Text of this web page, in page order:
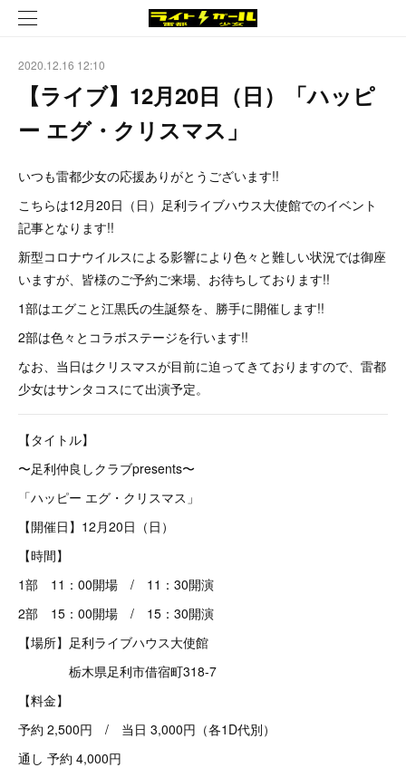
2020.12.16 12:10
【ライブ】12月20日（日）「ハッピ
ー エグ・クリスマス」
いつも雷都少女の応援ありがとうございます!!
こちらは12月20日（日）足利ライブハウス大使館でのイベント
記事となります!!
新型コロナウイルスによる影響により色々と難しい状況では御座
いますが、皆様のご予約ご来場、お待ちしております!!
1部はエグこと江黒氏の生誕祭を、勝手に開催します!!
2部は色々とコラボステージを行います!!
なお、当日はクリスマスが目前に迫ってきておりますので、雷都
少女はサンタコスにて出演予定。
【タイトル】
〜足利仲良しクラブpresents〜
「ハッピー エグ・クリスマス」
【開催日】12月20日（日）
【時間】
1部 11：00開場 / 11：30開演
2部 15：00開場 / 15：30開演
【場所】足利ライブハウス大使館
栃木県足利市借宿町318-7
【料金】
予約 2,500円 / 当日 3,000円（各1D代別）
通し 予約 4,000円